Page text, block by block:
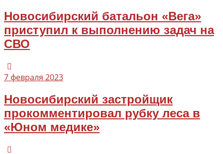
Новосибирский батальон «Вега»
приступил к выполнению задач на
СВО
7 февраля 2023
Новосибирский застройщик
прокомментировал рубку леса в
«Юном медике»